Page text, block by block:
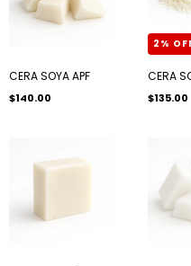
CERA SOYA APF
$140.00
2 %
CERA
$135.00